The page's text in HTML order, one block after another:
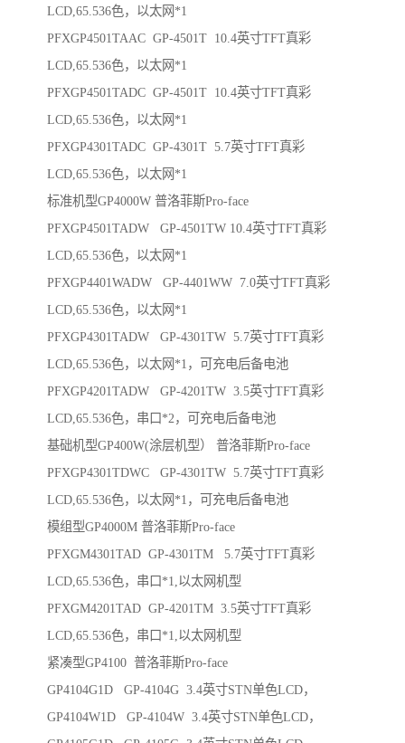
LCD,65.536色，以太网*1
PFXGP4501TAAC GP-4501T 10.4英寸TFT真彩
LCD,65.536色，以太网*1
PFXGP4501TADC GP-4501T 10.4英寸TFT真彩
LCD,65.536色，以太网*1
PFXGP4301TADC GP-4301T 5.7英寸TFT真彩
LCD,65.536色，以太网*1
标准机型GP4000W 普洛菲斯Pro-face
PFXGP4501TADW GP-4501TW 10.4英寸TFT真彩
LCD,65.536色，以太网*1
PFXGP4401WADW GP-4401WW 7.0英寸TFT真彩
LCD,65.536色，以太网*1
PFXGP4301TADW GP-4301TW 5.7英寸TFT真彩
LCD,65.536色，以太网*1，可充电后备电池
PFXGP4201TADW GP-4201TW 3.5英寸TFT真彩
LCD,65.536色，串口*2，可充电后备电池
基础机型GP400W(涂层机型） 普洛菲斯Pro-face
PFXGP4301TDWC GP-4301TW 5.7英寸TFT真彩
LCD,65.536色，以太网*1，可充电后备电池
模组型GP4000M 普洛菲斯Pro-face
PFXGM4301TAD GP-4301TM 5.7英寸TFT真彩
LCD,65.536色，串口*1,以太网机型
PFXGM4201TAD GP-4201TM 3.5英寸TFT真彩
LCD,65.536色，串口*1,以太网机型
紧凑型GP4100 普洛菲斯Pro-face
GP4104G1D GP-4104G 3.4英寸STN单色LCD，
GP4104W1D GP-4104W 3.4英寸STN单色LCD，